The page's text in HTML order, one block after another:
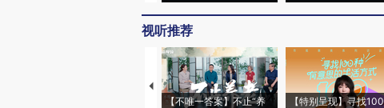
视听推荐
【不唯一答案】不止“养
【特别呈现】寻找